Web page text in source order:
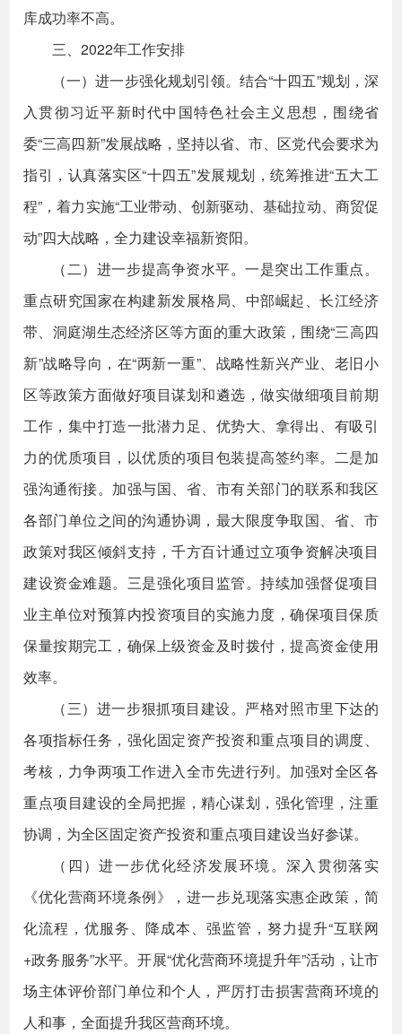
库成功率不高。
三、2022年工作安排
（一）进一步强化规划引领。结合“十四五”规划，深
入贯彻习近平新时代中国特色社会主义思想，围绕省
委“三高四新”发展战略，坚持以省、市、区党代会要求为
指引，认真落实区“十四五”发展规划，统筹推进“五大工
程”，着力实施“工业带动、创新驱动、基础拉动、商贸促
动”四大战略，全力建设幸福新资阳。
（二）进一步提高争资水平。一是突出工作重点。
重点研究国家在构建新发展格局、中部崛起、长江经济
带、洞庭湖生态经济区等方面的重大政策，围绕“三高四
新”战略导向，在“两新一重”、战略性新兴产业、老旧小
区等政策方面做好项目谋划和遴选，做实做细项目前期
工作，集中打造一批潜力足、优势大、拿得出、有吸引
力的优质项目，以优质的项目包装提高签约率。二是加
强沟通衔接。加强与国、省、市有关部门的联系和我区
各部门单位之间的沟通协调，最大限度争取国、省、市
政策对我区倾斜支持，千方百计通过立项争资解决项目
建设资金难题。三是强化项目监管。持续加强督促项目
业主单位对预算内投资项目的实施力度，确保项目保质
保量按期完工，确保上级资金及时拨付，提高资金使用
效率。
（三）进一步狠抓项目建设。严格对照市里下达的
各项指标任务，强化固定资产投资和重点项目的调度、
考核，力争两项工作进入全市先进行列。加强对全区各
重点项目建设的全局把握，精心谋划，强化管理，注重
协调，为全区固定资产投资和重点项目建设当好参谋。
（四）进一步优化经济发展环境。深入贯彻落实
《优化营商环境条例》，进一步兑现落实惠企政策，简
化流程，优服务、降成本、强监管，努力提升“互联网
+政务服务”水平。开展“优化营商环境提升年”活动，让市
场主体评价部门单位和个人，严厉打击损害营商环境的
人和事，全面提升我区营商环境。